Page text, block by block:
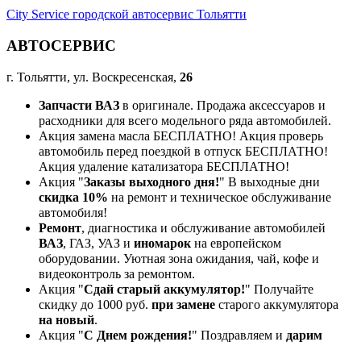
City Service городской автосервис Тольятти
АВТОСЕРВИС
г. Тольятти, ул. Воскресенская, 26
Запчасти ВАЗ в оригинале. Продажа аксессуаров и
расходники для всего модельного ряда автомобилей.
Акция замена масла БЕСПЛАТНО! Акция проверь
автомобиль перед поездкой в отпуск БЕСПЛАТНО!
Акция удаление катализатора БЕСПЛАТНО!
Акция "Заказы выходного дня!" В выходные дни
скидка 10% на ремонт и техническое обслуживание
автомобиля!
Ремонт, диагностика и обслуживание автомобилей
ВАЗ, ГАЗ, УАЗ и иномарокна европейском
оборудовании. Уютная зона ожидания, чай, кофе и
видеоконтроль за ремонтом.
Акция "Сдай старый аккумулятор!" Получайте
скидку до 1000 руб. при замене старого аккумулятора
на новый.
Акция "С Днем рождения!" Поздравляем и дарим